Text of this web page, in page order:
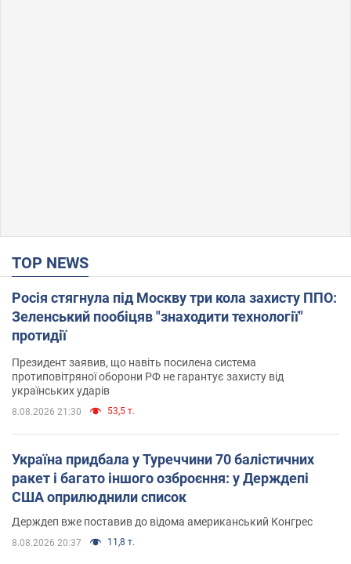
TOP NEWS
Росія стягнула під Москву три кола захисту ППО:
Зеленський пообіцяв "знаходити технології"
протидії
Президент заявив, що навіть посилена система
протиповітряної оборони РФ не гарантує захисту від
українських ударів
8.08.2026 21:30 53,5 т.
Україна придбала у Туреччини 70 балістичних
ракет і багато іншого озброєння: у Держдепі
США оприлюднили список
Держдеп вже поставив до відома американський Конгрес
8.08.2026 20:37 11,8 т.